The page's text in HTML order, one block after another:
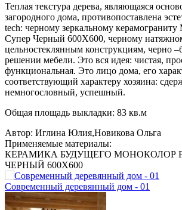
Теплая текстура дерева, являющаяся
загородного дома, противопоставлена
tech: черному зеркальному
Супер Черный 600X600, черному
цельностеклянным конструкциям, черно
решении мебели. Это вся идея: чистая,
функциональная. Это лицо дома, его
соответствующий характеру хозяина:
немногословный, успешный.
Общая площадь выкладки: 83 кв.м
Автор: Иглина Юлия,Новикова Ольга
Применяемые материалы:
КЕРАМИКА БУДУЩЕГО МОНОКОЛОР
ЧЕРНЫЙ 600Х600
Современный деревянный дом - 01